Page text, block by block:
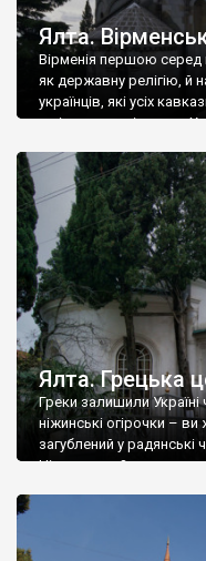
Ялта.
Вірменія першою серед
як державну релігію, й
українців, які усіх
є відданими вірянами
Ялта. Грецька
Греки залишили
ніжинські огірочки –
загублений у
Ніжин греки?